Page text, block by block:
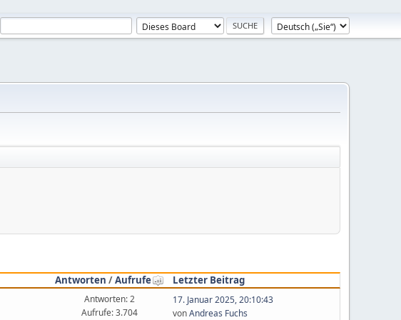
Antworten /Aufrufe
Letzter Beitrag
Antworten: 2
Aufrufe: 3.704
17. Januar 2025, 20:10:43
vonAndreas Fuchs